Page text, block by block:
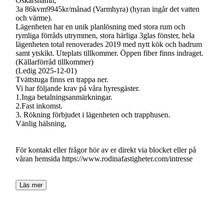
3a 86kvm9945kr/månad (Varmhyra) (hyran ingår det vatten
och värme).
Lägenheten har en unik planlösning med stora rum och
rymliga förråds utrymmen, stora härliga 3glas fönster, hela
lägenheten total renoverades 2019 med nytt kök och badrum
samt ytskikt. Uteplats tillkommer. Öppen fiber finns indraget.
(Källarförråd tillkommer)
(Ledig 2025-12-01)
Tvättstuga finns en trappa ner.
Vi har följande krav på våra hyresgäster.
1.Inga betalningsanmärkningar.
2.Fast inkomst.
3. Rökning förbjudet i lägenheten och trapphusen.
Vänlig hälsning,
För kontakt eller frågor hör av er direkt via blocket eller på
våran hemsida https://www.rodinafastigheter.com/intresse
Läs mer